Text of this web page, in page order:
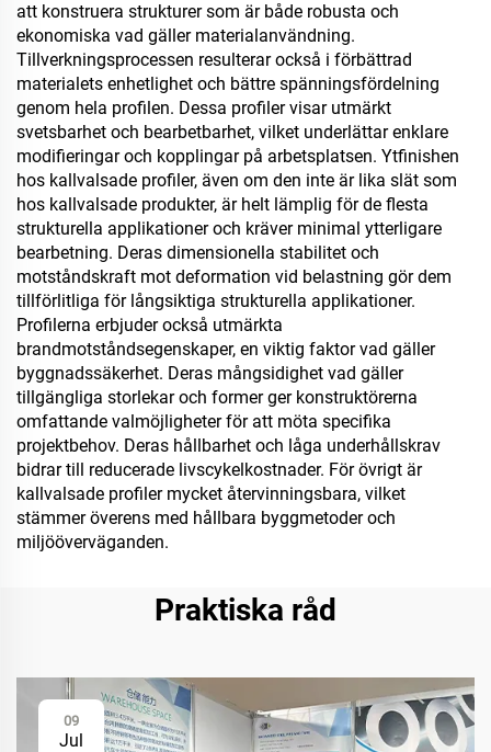
att konstruera strukturer som är både robusta och
ekonomiska vad gäller materialanvändning.
Tillverkningsprocessen resulterar också i förbättrad
materialets enhetlighet och bättre spänningsfördelning
genom hela profilen. Dessa profiler visar utmärkt
svetsbarhet och bearbetbarhet, vilket underlättar enklare
modifieringar och kopplingar på arbetsplatsen. Ytfinishen
hos kallvalsade profiler, även om den inte är lika slät som
hos kallvalsade produkter, är helt lämplig för de flesta
strukturella applikationer och kräver minimal ytterligare
bearbetning. Deras dimensionella stabilitet och
motståndskraft mot deformation vid belastning gör dem
tillförlitliga för långsiktiga strukturella applikationer.
Profilerna erbjuder också utmärkta
brandmotståndsegenskaper, en viktig faktor vad gäller
byggnadssäkerhet. Deras mångsidighet vad gäller
tillgängliga storlekar och former ger konstruktörerna
omfattande valmöjligheter för att möta specifika
projektbehov. Deras hållbarhet och låga underhållskrav
bidrar till reducerade livscykelkostnader. För övrigt är
kallvalsade profiler mycket återvinningsbara, vilket
stämmer överens med hållbara byggmetoder och
miljööverväganden.
Praktiska råd
09
Jul